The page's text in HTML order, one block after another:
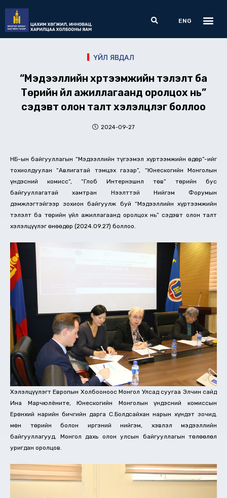
content
Search
ENG
ҮЙЛ ЯВДАЛ
“Мэдээллийн хүртээмжийн тэлэлт ба
Төрийн үйл ажиллагаанд оролцох нь”
сэдэвт олон талт хэлэлцүүлэг боллоо
2024-09-27
НҮБ-ын байгууллагын “Мэдээллийн түгээмэл хүртээмжийн өдөр”-ийг
тохиолдуулан “Авлигатай тэмцэх газар”, “Юнескогийн Монголын
үндэсний комисс”, “Глоб Интернэшнл төв” төрийн бус
байгууллагатай хамтран Нээлттэй Нийгэм Форумын
дэмжлэгтэйгээр зохион байгуулж буй “Мэдээллийн хүртээмжийн
тэлэлт ба төрийн үйл ажиллагаанд оролцох нь” сэдэвт олон талт
хэлэлцүүлэг өнөөдөр (2024.09.27) боллоо.
Хэлэлцүүлэгт Европын Холбооноос Монгол Улсад суугаа Элчин сайд
Ина Марчюлёните, Юнескогийн Монголын үндэсний комиссын
Ерөнхий нарийн бичгийн дарга С.Болдсайхан нарын хүндэт зочид,
мөн төрийн болон иргэний нийгэм, хэвлэл мэдээллийн
байгууллагууд, Монгол дахь олон улсын байгууллагын төлөөлөл
уригдан оролцов.